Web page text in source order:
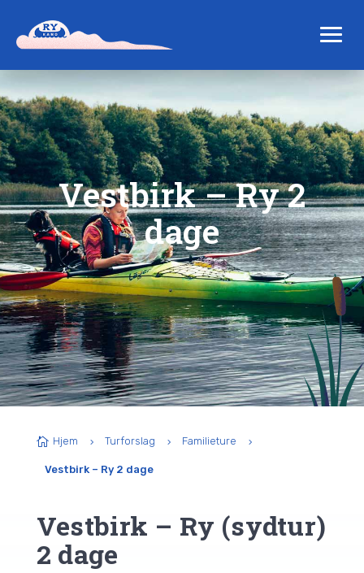
Vestbirk – Ry 2
dage
 Hjem 5 Turforslag 5 Familieture 5
Vestbirk – Ry 2 dage
Vestbirk – Ry (sydtur)
2 dage